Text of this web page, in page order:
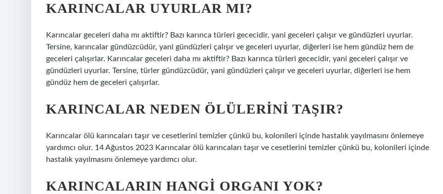
KARINCALAR UYURLAR MI?
Karıncalar geceleri daha mı aktiftir? Bazı karınca türleri gececidir, yani geceleri çalışır ve gündüzleri uyurlar.
Tersine, karıncalar gündüzcüdür, yani gündüzleri çalışır ve geceleri uyurlar, diğerleri ise hem gündüz hem de
geceleri çalışırlar. Karıncalar geceleri daha mı aktiftir? Bazı karınca türleri gececidir, yani geceleri çalışır ve
gündüzleri uyurlar. Tersine, türler gündüzcüdür, yani gündüzleri çalışır ve geceleri uyurlar, diğerleri ise hem
gündüz hem de geceleri çalışırlar.
KARINCALAR NEDEN ÖLÜLERINI TAŞIR?
Karıncalar ölü karıncaları taşır ve cesetlerini temizler çünkü bu, kolonileri içinde hastalık yayılmasını önlemeye
yardımcı olur. 14 Ağustos 2023 Karıncalar ölü karıncaları taşır ve cesetlerini temizler çünkü bu, kolonileri içinde
hastalık yayılmasını önlemeye yardımcı olur.
KARINCALARIN HANGI ORGANI YOK?